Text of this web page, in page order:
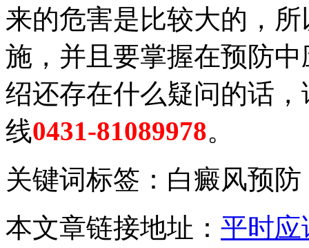
来的危害是比较大的，
施，并且要掌握在预防
绍还存在什么疑问的话
线0431-81089978。
关键词标签：白癜风预防
本文章链接地址： 平时应